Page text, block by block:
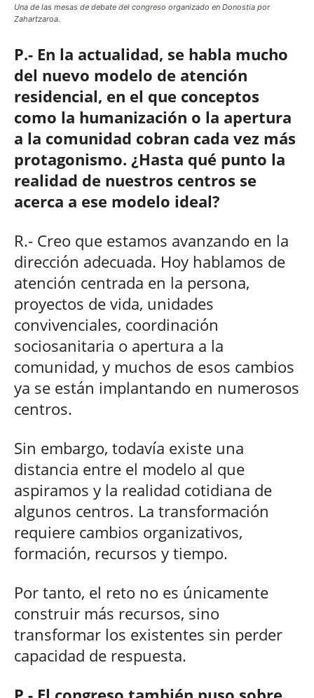
Una de las mesas de debate del congreso organizado en Donostia por
Zahartzaroa.
P.- En la actualidad, se habla mucho
del nuevo modelo de atención
residencial, en el que conceptos
como la humanización o la apertura
a la comunidad cobran cada vez más
protagonismo. ¿Hasta qué punto la
realidad de nuestros centros se
acerca a ese modelo ideal?
R.- Creo que estamos avanzando en la
dirección adecuada. Hoy hablamos de
atención centrada en la persona,
proyectos de vida, unidades
convivenciales, coordinación
sociosanitaria o apertura a la
comunidad, y muchos de esos cambios
ya se están implantando en numerosos
centros.
Sin embargo, todavía existe una
distancia entre el modelo al que
aspiramos y la realidad cotidiana de
algunos centros. La transformación
requiere cambios organizativos,
formación, recursos y tiempo.
Por tanto, el reto no es únicamente
construir más recursos, sino
transformar los existentes sin perder
capacidad de respuesta.